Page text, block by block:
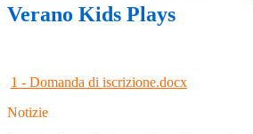
Verano Kids Plays
1 - Domanda di iscrizione.docx
Notizie